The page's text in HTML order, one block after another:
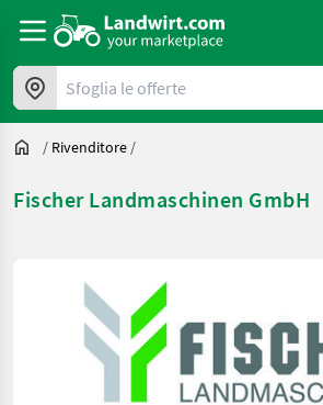
Sfoglia le offerte
/ Rivenditore /
Fischer Landmaschinen GmbH